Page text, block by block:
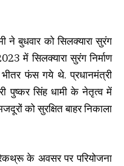
ने बुधवार को सिलक्यारा सुरंग
में सिलक्यारा सुरंग निर्माण
फंस गये थे. प्रधानमंत्री
पुष्कर सिंह धामी के नेतृत्व में
को सुरक्षित बाहर निकाला
के अवसर पर परियोजना